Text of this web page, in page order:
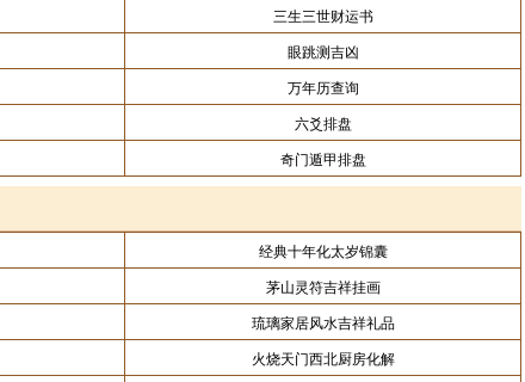
三生三世财运书
眼跳测吉凶
万年历查询
六爻排盘
奇门遁甲排盘
经典十年化太岁锦囊
茅山灵符吉祥挂画
琉璃家居风水吉祥礼品
火烧天门西北厨房化解